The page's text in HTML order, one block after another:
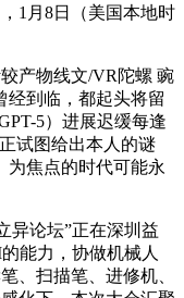
1月8日（美国本地时
产物线文/VR陀螺 豌
经到临，都起头将留
5）进展迟缓每逢
试图给出本人的谜
为焦点的时代可能永
论坛”正在深圳益
能力，协做机械人
、扫描笔、进修机、